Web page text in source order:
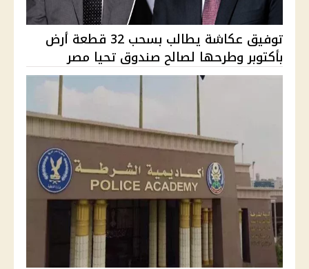
توفيق عكاشة يطالب بسحب 32 قطعة أرض
بأكتوبر وطرحها لصالح صندوق تحيا مصر